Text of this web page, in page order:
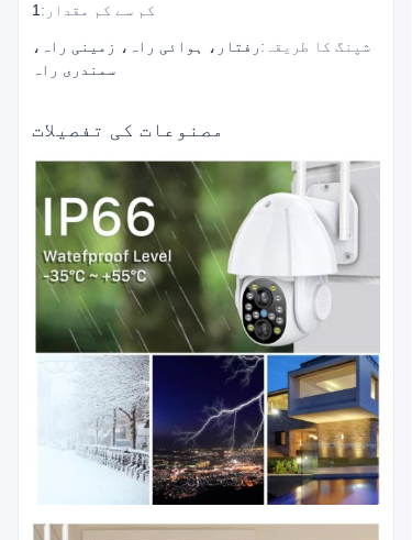
کم سے کم مقدار :
1
شپنگ کا طریقہ :رفتار، ہوائی راہ، زمینی راہ،
سمندری راہ
مصنوعات کی تفصیلات